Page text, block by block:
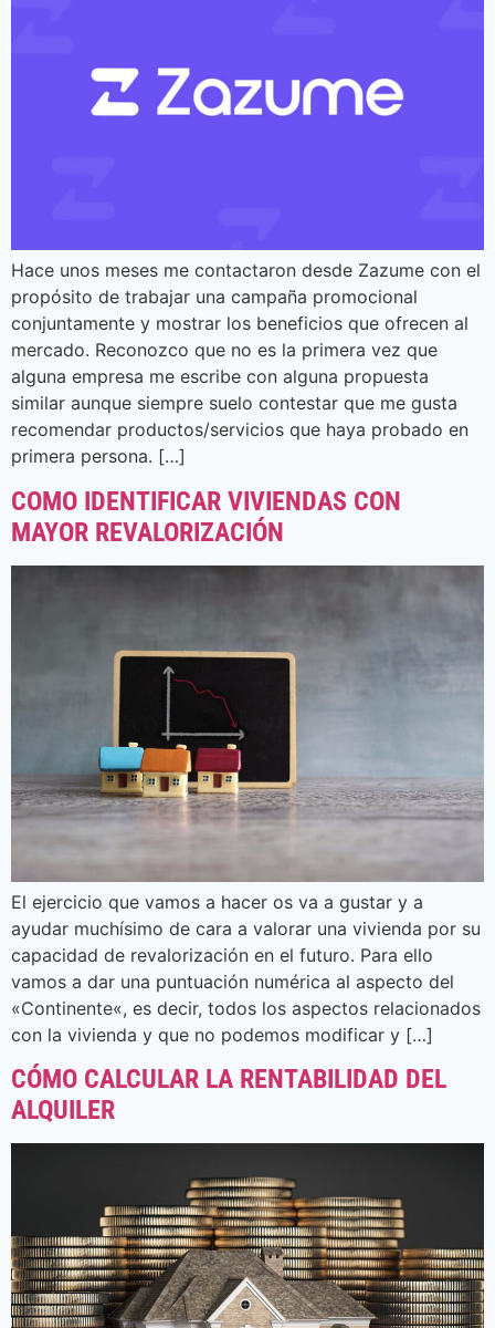
Hace unos meses me contactaron desde Zazume con el
propósito de trabajar una campaña promocional
conjuntamente y mostrar los beneficios que ofrecen al
mercado. Reconozco que no es la primera vez que
alguna empresa me escribe con alguna propuesta
similar aunque siempre suelo contestar que me gusta
recomendar productos/servicios que haya probado en
primera persona. […]
COMO IDENTIFICAR VIVIENDAS CON
MAYOR REVALORIZACIÓN
El ejercicio que vamos a hacer os va a gustar y a
ayudar muchísimo de cara a valorar una vivienda por su
capacidad de revalorización en el futuro. Para ello
vamos a dar una puntuación numérica al aspecto del
«Continente«, es decir, todos los aspectos relacionados
con la vivienda y que no podemos modificar y […]
CÓMO CALCULAR LA RENTABILIDAD DEL
ALQUILER